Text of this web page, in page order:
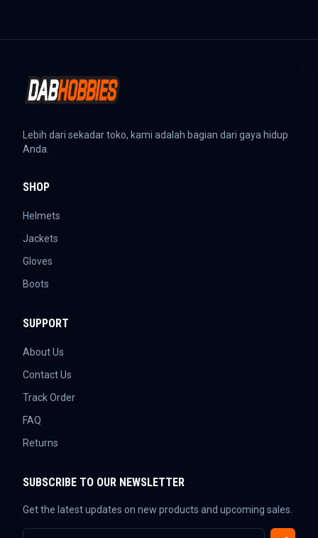
Lebih dari sekadar toko, kami adalah bagian dari gaya hidup
Anda.
SHOP
Helmets
Jackets
Gloves
Boots
SUPPORT
About Us
Contact Us
Track Order
FAQ
Returns
SUBSCRIBE TO OUR NEWSLETTER
Get the latest updates on new products and upcoming sales.